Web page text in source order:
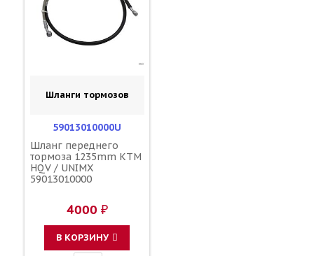
Шланги тормозов
59013010000U
Шланг переднего
тормоза 1235mm KTM
HQV / UNIMX
59013010000
4000 ₽
В КОРЗИНУ